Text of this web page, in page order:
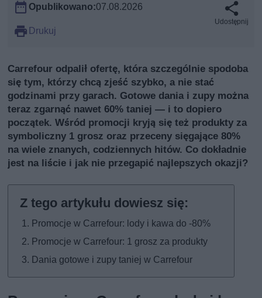
Opublikowano:07.08.2026
Drukuj
Udostępnij
Carrefour odpalił ofertę, która szczególnie spodoba
się tym, którzy chcą zjeść szybko, a nie stać
godzinami przy garach. Gotowe dania i zupy można
teraz zgarnąć nawet 60% taniej — i to dopiero
początek. Wśród promocji kryją się też produkty za
symboliczny 1 grosz oraz przeceny sięgające 80%
na wiele znanych, codziennych hitów. Co dokładnie
jest na liście i jak nie przegapić najlepszych okazji?
Promocje w Carrefour: lody i kawa do -80%
Promocje w Carrefour: 1 grosz za produkty
Dania gotowe i zupy taniej w Carrefour